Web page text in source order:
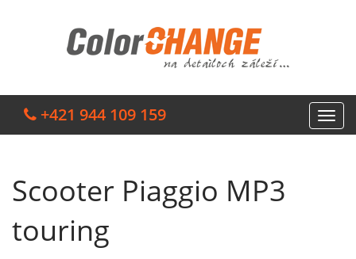
+421 944 109 159
Scooter Piaggio MP3
touring